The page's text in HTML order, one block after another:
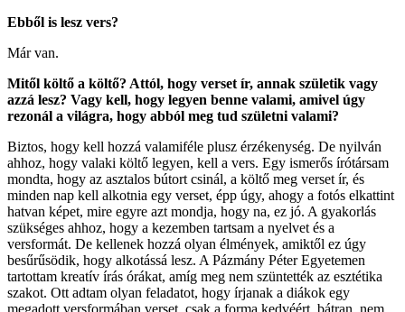
Ebből is lesz vers?
Már van.
Mitől költő a költő? Attól, hogy verset ír, annak születik vagy
azzá lesz? Vagy kell, hogy legyen benne valami, amivel úgy
rezonál a világra, hogy abból meg tud születni valami?
Biztos, hogy kell hozzá valamiféle plusz érzékenység. De nyilván
ahhoz, hogy valaki költő legyen, kell a vers. Egy ismerős írótársam
mondta, hogy az asztalos bútort csinál, a költő meg verset ír, és
minden nap kell alkotnia egy verset, épp úgy, ahogy a fotós elkattint
hatvan képet, mire egyre azt mondja, hogy na, ez jó. A gyakorlás
szükséges ahhoz, hogy a kezemben tartsam a nyelvet és a
versformát. De kellenek hozzá olyan élmények, amiktől ez úgy
besűrűsödik, hogy alkotássá lesz. A Pázmány Péter Egyetemen
tartottam kreatív írás órákat, amíg meg nem szüntették az esztétika
szakot. Ott adtam olyan feladatot, hogy írjanak a diákok egy
megadott versformában verset, csak a forma kedvéért, bátran, nem